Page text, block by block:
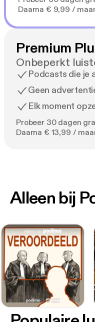
Daarna € 9,99 /
Premium
Onbeperkt
Podcasts die je
Geen
Elk moment
Probeer 30 dagen
Daarna € 13,99 /
Alleen bij